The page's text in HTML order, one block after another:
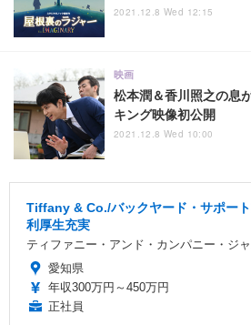
2021.12.8 Wed 12:15
松本潤＆香川照之の息
キング映像初公開
映画
2021.12.8 Wed 10:00
Tiffany & Co./バックヤード・サポー
利厚生充実
ティファニー・アンド・カンパニー・ジ
愛知県
年収300万円～450万円
正社員